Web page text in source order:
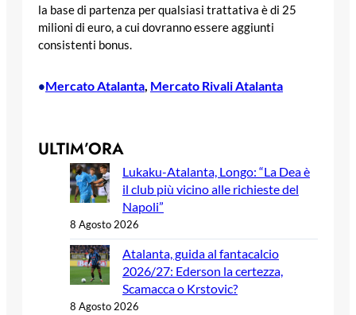
la base di partenza per qualsiasi trattativa è di 25
milioni di euro, a cui dovranno essere aggiunti
consistenti bonus.
•Mercato Atalanta, Mercato Rivali Atalanta
ULTIM’ORA
Lukaku-Atalanta, Longo: “La Dea è
il club più vicino alle richieste del
Napoli”
8 Agosto 2026
Atalanta, guida al fantacalcio
2026/27: Ederson la certezza,
Scamacca o Krstovic?
8 Agosto 2026